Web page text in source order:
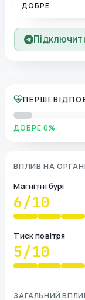
ДОБРЕ
ПЕРШІ
ДОБРЕ 0%
ВПЛИВ НА
Магнітні бурі
6/10
Тиск повітря
5/10
ЗАГАЛЬНИЙ